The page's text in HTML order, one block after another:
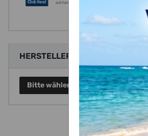
HERSTELLER
Bitte wählen Sie einen Hersteller.